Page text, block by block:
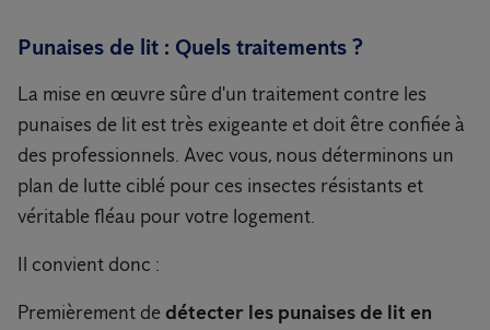
Punaises de lit : Quels traitements ?
La mise en œuvre sûre d'un traitement contre les
punaises de lit est très exigeante et doit être confiée à
des professionnels. Avec vous, nous déterminons un
plan de lutte ciblé pour ces insectes résistants et
véritable fléau pour votre logement.
Il convient donc :
Premièrement de détecter les punaises de lit en